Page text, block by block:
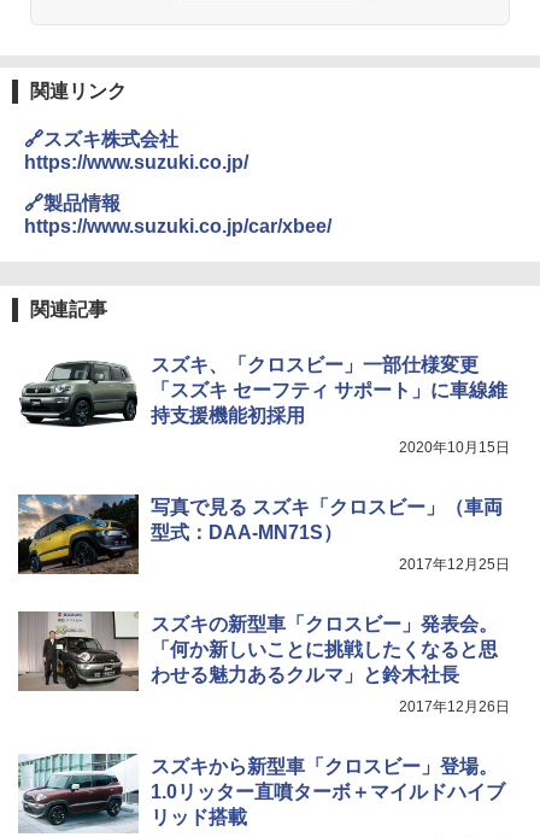
関連リンク
🔗スズキ株式会社
https://www.suzuki.co.jp/
🔗製品情報
https://www.suzuki.co.jp/car/xbee/
関連記事
スズキ、「クロスビー」一部仕様変更
「スズキ セーフティ サポート」に車線維
持支援機能初採用
2020年10月15日
写真で見る スズキ「クロスビー」（車両
型式：DAA-MN71S）
2017年12月25日
スズキの新型車「クロスビー」発表会。
「何か新しいことに挑戦したくなると思
わせる魅力あるクルマ」と鈴木社長
2017年12月26日
スズキから新型車「クロスビー」登場。
1.0リッター直噴ターボ＋マイルドハイブ
リッド搭載